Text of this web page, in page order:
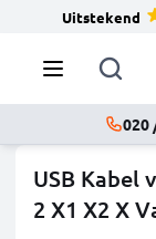
Uitstekend
020
USB Kabel
2 X1 X2 X